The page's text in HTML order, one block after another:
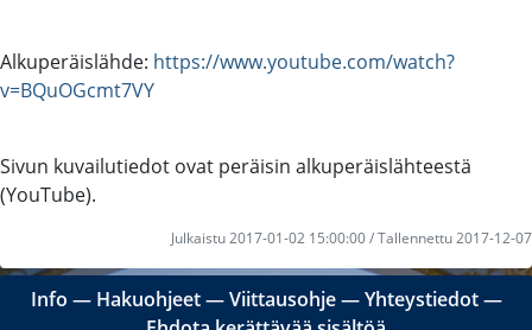
Alkuperäislähde: https://www.youtube.com/watch?
v=BQuOGcmt7VY
Sivun kuvailutiedot ovat peräisin alkuperäislähteestä
(YouTube).
Julkaistu 2017-01-02 15:00:00 / Tallennettu 2017-12-07
Info ― Hakuohjeet―Viittausohje―Yhteystiedot―